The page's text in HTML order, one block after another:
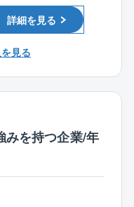
心です。
ンサルタントで
務」です。
わって、道路や河
る工事の技術審査
ど、多岐にわたる
の方
詳細を見る
見る
みを持つ企業/年